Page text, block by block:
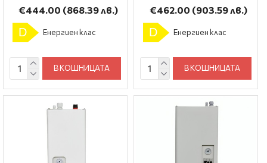
€444.00 (868.39 лв.)
D Енергиен клас
В КОШНИЦАТА
€462.00 (903.59 лв.)
D Енергиен клас
В КОШНИЦАТА